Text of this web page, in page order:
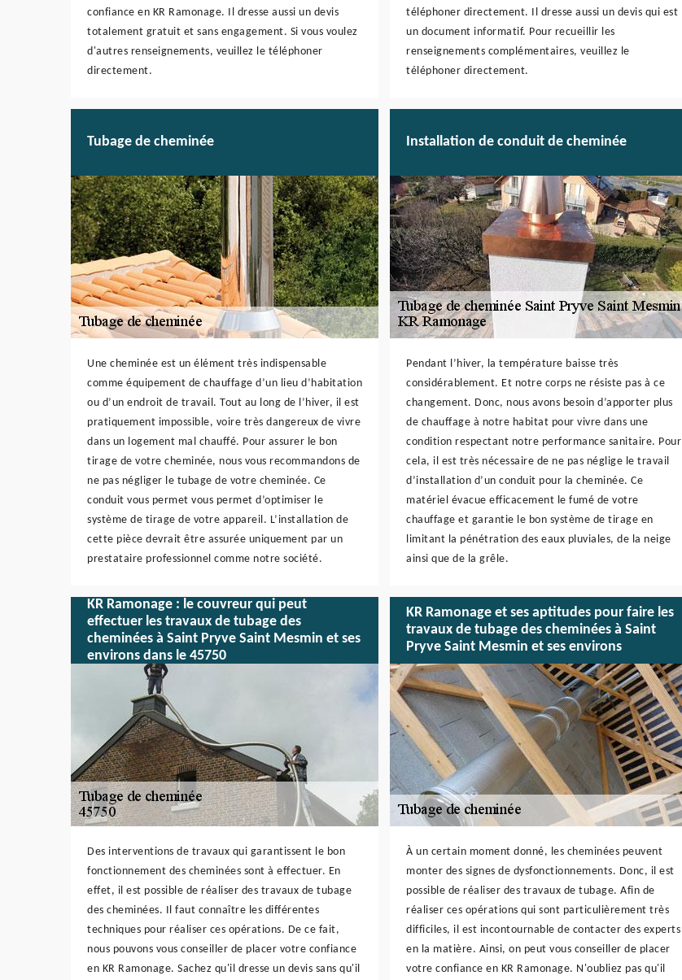
confiance en KR Ramonage. Il dresse aussi un devis
totalement gratuit et sans engagement. Si vous voulez
d'autres renseignements, veuillez le téléphoner
directement.
téléphoner directement. Il dresse aussi un devis qui est
un document informatif. Pour recueillir les
renseignements complémentaires, veuillez le
téléphoner directement.
Tubage de cheminée
Une cheminée est un élément très indispensable
comme équipement de chauffage d’un lieu d’habitation
ou d’un endroit de travail. Tout au long de l’hiver, il est
pratiquement impossible, voire très dangereux de vivre
dans un logement mal chauffé. Pour assurer le bon
tirage de votre cheminée, nous vous recommandons de
ne pas négliger le tubage de votre cheminée. Ce
conduit vous permet vous permet d’optimiser le
système de tirage de votre appareil. L’installation de
cette pièce devrait être assurée uniquement par un
prestataire professionnel comme notre société.
Installation de conduit de cheminée
Pendant l’hiver, la température baisse très
considérablement. Et notre corps ne résiste pas à ce
changement. Donc, nous avons besoin d’apporter plus
de chauffage à notre habitat pour vivre dans une
condition respectant notre performance sanitaire. Pour
cela, il est très nécessaire de ne pas néglige le travail
d’installation d’un conduit pour la cheminée. Ce
matériel évacue efficacement le fumé de votre
chauffage et garantie le bon système de tirage en
limitant la pénétration des eaux pluviales, de la neige
ainsi que de la grêle.
KR Ramonage : le couvreur qui peut
effectuer les travaux de tubage des
cheminées à Saint Pryve Saint Mesmin et ses
environs dans le 45750
Des interventions de travaux qui garantissent le bon
fonctionnement des cheminées sont à effectuer. En
effet, il est possible de réaliser des travaux de tubage
des cheminées. Il faut connaître les différentes
techniques pour réaliser ces opérations. De ce fait,
nous pouvons vous conseiller de placer votre confiance
en KR Ramonage. Sachez qu'il dresse un devis sans qu'il
KR Ramonage et ses aptitudes pour faire les
travaux de tubage des cheminées à Saint
Pryve Saint Mesmin et ses environs
À un certain moment donné, les cheminées peuvent
monter des signes de dysfonctionnements. Donc, il est
possible de réaliser des travaux de tubage. Afin de
réaliser ces opérations qui sont particulièrement très
difficiles, il est incontournable de contacter des experts
en la matière. Ainsi, on peut vous conseiller de placer
votre confiance en KR Ramonage. N'oubliez pas qu'il